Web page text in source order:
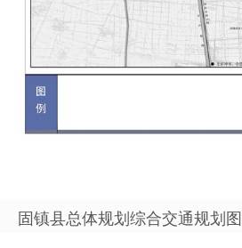
固镇县总体规划综合交通规划图